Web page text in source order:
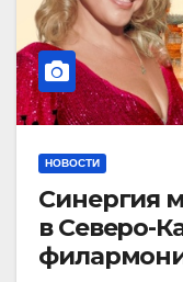
НОВОСТИ
Синергия
в Северо-